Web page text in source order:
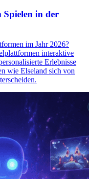
Spielen in der
im Jahr 2026?
interaktive
Erlebnisse
wie Elseland sich von